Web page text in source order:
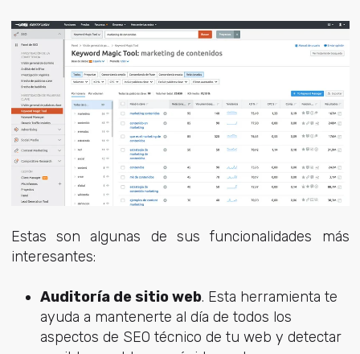
Estas son algunas de sus funcionalidades más
interesantes:
Auditoría de sitio web. Esta herramienta te
ayuda a mantenerte al día de todos los
aspectos de SEO técnico de tu web y detectar